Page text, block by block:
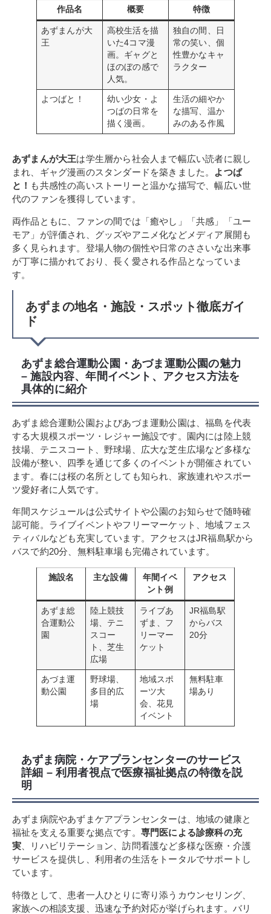
作品名 概要 特徴
あずまんが大
王
高校生活を描
いた4コマ漫
画。ギャグと
ほのぼの感で
人気。
独自の間、日
常の笑い、個
性豊かなキャ
ラクター
よつばと！
幼い少女・よ
つばの日常を
描く漫画。
生活の細やか
な描写、温か
みのある作風
あずまんが大王は学生層から社会人まで幅広い読者に親し
まれ、ギャグ漫画のスタンダードを築きました。 よつば
と！ も共感性の高いストーリーと温かな描写で、幅広い世
代のファンを獲得しています。
両作品ともに、ファンの間では「癒やし」「共感」「ユー
モア」が評価され、グッズやアニメ化などメディア展開も
多く見られます。登場人物の個性や日常のささいな出来事
が丁寧に描かれており、長く愛される作品となっていま
す。
あずまの地名・施設・スポット徹底ガイ
ド
あずま総合運動公園・あづま運動公園の魅力
– 施設内容、年間イベント、アクセス方法を
具体的に紹介
あずま総合運動公園およびあづま運動公園は、福島を代表
する大規模スポーツ・レジャー施設です。園内には陸上競
技場、テニスコート、野球場、広大な芝生広場など多様な
設備が整い、四季を通じて多くのイベントが開催されてい
ます。春には桜の名所としても知られ、家族連れやスポー
ツ愛好者に人気です。
年間スケジュールは公式サイトや公園のお知らせで随時確
認可能。ライブイベントやフリーマーケット、地域フェス
ティバルなども充実しています。アクセスはJR福島駅から
バスで約20分、無料駐車場も完備されています。
施設名 主な設備
年間イベ
ント例
アクセス
あずま総
合運動公
園
陸上競技
場、テニ
スコー
ト、芝生
広場
ライブあ
ずま、フ
リーマー
ケット
JR福島駅
からバス
20分
あづま運
動公園
野球場、
多目的広
場
地域スポ
ーツ大
会、花見
イベント
無料駐車
場あり
あずま病院・ケアプランセンターのサービス
詳細 – 利用者視点で医療福祉拠点の特徴を説
明
あずま病院やあずまケアプランセンターは、地域の健康と
福祉を支える重要な拠点です。 専門医による診療科の充
実、リハビリテーション、訪問看護など多様な医療・介護
サービスを提供し、利用者の生活をトータルでサポートし
ています。
特徴として、患者一人ひとりに寄り添うカウンセリング、
家族への相談支援、迅速な予約対応が挙げられます。バリ